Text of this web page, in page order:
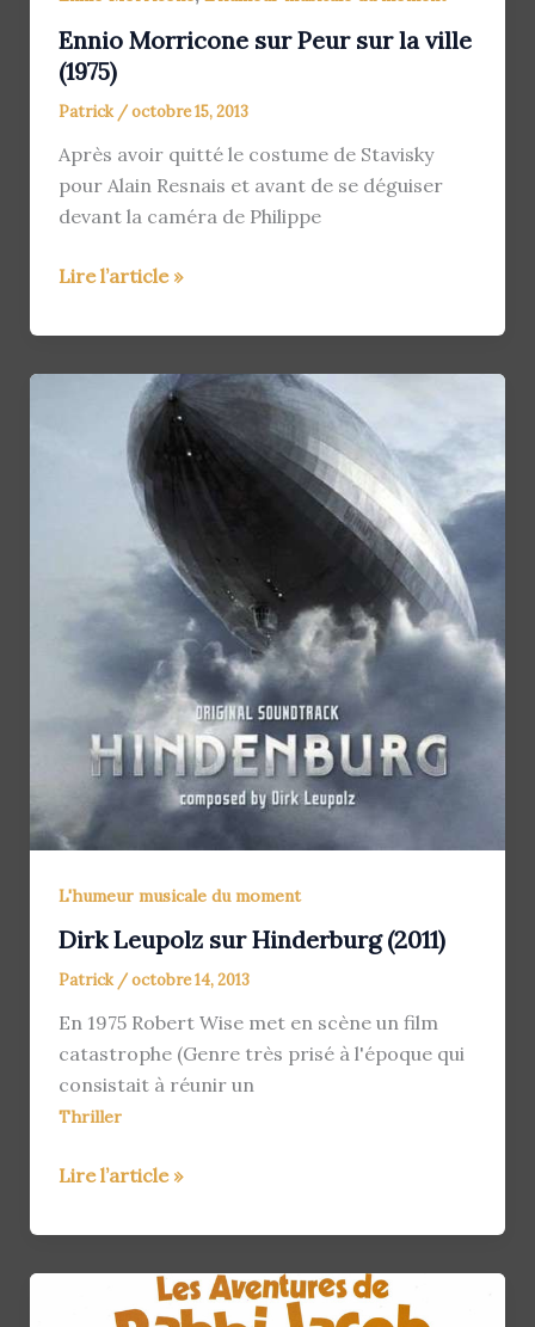
Ennio Morricone sur Peur sur la ville
(1975)
Patrick /octobre 15, 2013
Après avoir quitté le costume de Stavisky
pour Alain Resnais et avant de se déguiser
devant la caméra de Philippe
Ennio
sur
Lire l’article »
L'humeur musicale du moment
Dirk Leupolz sur Hinderburg (2011)
Patrick /octobre 14, 2013
En 1975 Robert Wise met en scène un film
catastrophe (Genre très prisé à l'époque qui
consistait à réunir un
Thriller
Dirk
sur
Hinderburg
Lire l’article »